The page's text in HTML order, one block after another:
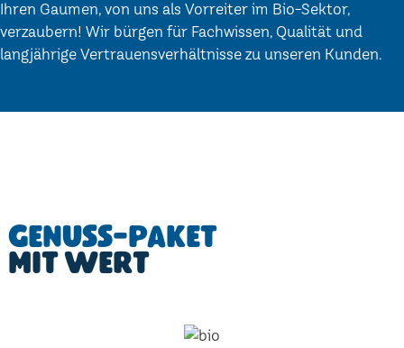
Ihren Gaumen, von uns als Vorreiter im Bio-Sektor,
verzaubern! Wir bürgen für Fachwissen, Qualität und
langjährige Vertrauensverhältnisse zu unseren Kunden.
Genuss-Paket
mit Wert